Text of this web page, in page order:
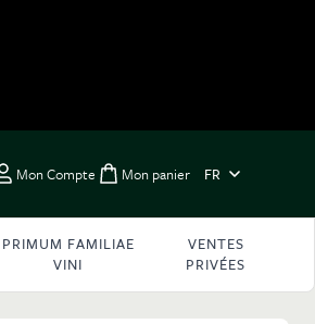
Mon Compte Toggle minicart,
Mon panier FR
PRIMUM FAMILIAE
VINI
VENTES
PRIVÉES